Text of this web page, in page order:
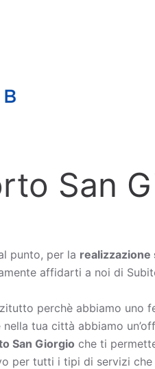
San
punto, per la realizzazione
affidarti a noi di
perchè abbiamo uno
nella tua città abbiamo
San Giorgio che ti
per tutti i tipi di servizi